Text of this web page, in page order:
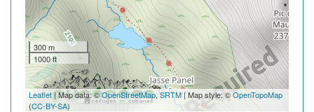
300 m
1000 ft
Leaflet| Map data: ©OpenStreetMap,SRTM| Map style: ©OpenTopoMap
(CC-BY-SA)